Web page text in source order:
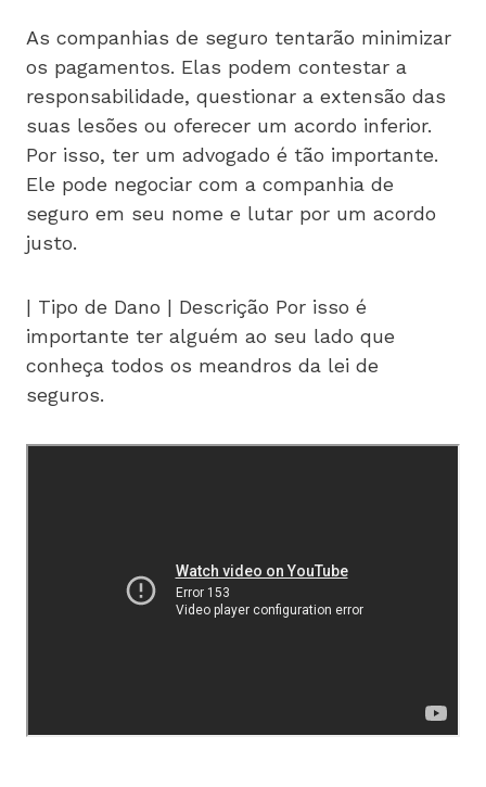
As companhias de seguro tentarão minimizar
os pagamentos. Elas podem contestar a
responsabilidade, questionar a extensão das
suas lesões ou oferecer um acordo inferior.
Por isso, ter um advogado é tão importante.
Ele pode negociar com a companhia de
seguro em seu nome e lutar por um acordo
justo.
| Tipo de Dano | Descrição Por isso é
importante ter alguém ao seu lado que
conheça todos os meandros da lei de
seguros.